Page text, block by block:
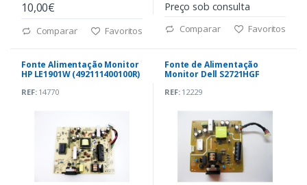
10,00€
Comparar Favoritos
Preço sob consulta
Comparar Favoritos
Fonte Alimentação Monitor
HP LE1901W (492111400100R)
REF:14770
Fonte de Alimentação
Monitor Dell S2721HGF
REF:12229